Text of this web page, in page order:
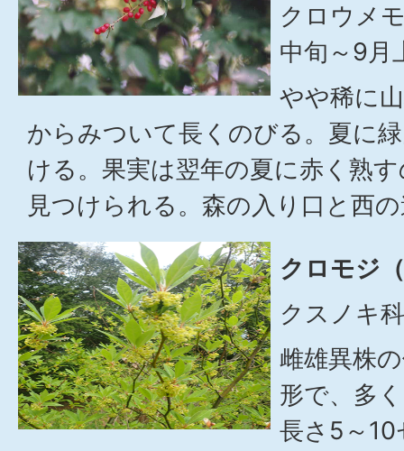
クロウメ
中旬～9月
やや稀に
からみついて長くのびる。夏に
ける。果実は翌年の夏に赤く熟
見つけられる。森の入り口と西
クロモジ
クスノキ
雌雄異株
形で、多
長さ5～